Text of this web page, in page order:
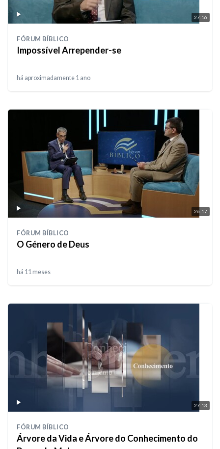
27:16
FÓRUM BÍBLICO
Impossível Arrepender-se
há aproximadamente 1 ano
26:17
FÓRUM BÍBLICO
O Género de Deus
há 11 meses
27:13
FÓRUM BÍBLICO
Árvore da Vida e Árvore do Conhecimento do